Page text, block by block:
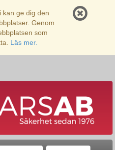
kan ge dig den
Genom
som
Läs mer.